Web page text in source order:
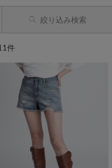
絞り込み検索
件